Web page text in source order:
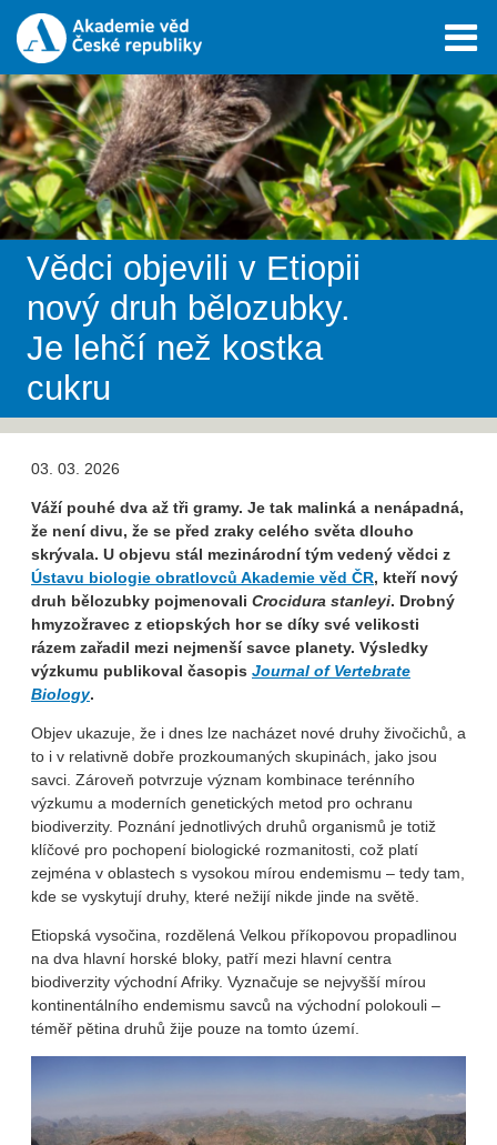
Vědci objevili v Etiopii
nový druh bělozubky.
Je lehčí než kostka
cukru
03. 03. 2026
Váží pouhé dva až tři gramy. Je tak malinká a nenápadná,
že není divu, že se před zraky celého světa dlouho
skrývala. U objevu stál mezinárodní tým vedený vědci z
Ústavu biologie obratlovců Akademie věd ČR, kteří nový
druh bělozubky pojmenovali Crocidura stanleyi. Drobný
hmyzožravec z etiopských hor se díky své velikosti
rázem zařadil mezi nejmenší savce planety. Výsledky
výzkumu publikoval časopis Journal of Vertebrate
Biology.
Objev ukazuje, že i dnes lze nacházet nové druhy živočichů, a
to i v relativně dobře prozkoumaných skupinách, jako jsou
savci. Zároveň potvrzuje význam kombinace terénního
výzkumu a moderních genetických metod pro ochranu
biodiverzity. Poznání jednotlivých druhů organismů je totiž
klíčové pro pochopení biologické rozmanitosti, což platí
zejména v oblastech s vysokou mírou endemismu – tedy tam,
kde se vyskytují druhy, které nežijí nikde jinde na světě.
Etiopská vysočina, rozdělená Velkou příkopovou propadlinou
na dva hlavní horské bloky, patří mezi hlavní centra
biodiverzity východní Afriky. Vyznačuje se nejvyšší mírou
kontinentálního endemismu savců na východní polokouli –
téměř pětina druhů žije pouze na tomto území.